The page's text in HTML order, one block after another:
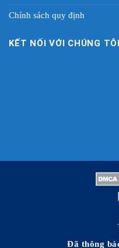
Chính sách quy định
KẾT NỐI VỚI CHÚNG TÔI
Đã thông